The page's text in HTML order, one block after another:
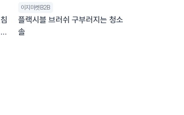
이지마켓B2B
플랙시블 브러쉬 구부러지는 청소
솔